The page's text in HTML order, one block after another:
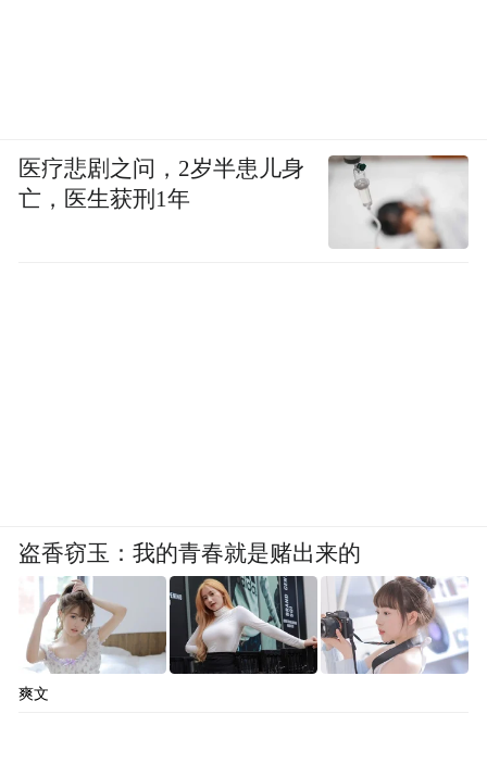
医疗悲剧之问，2岁半患儿身
亡，医生获刑1年
盗香窃玉：我的青春就是赌出来的
爽文